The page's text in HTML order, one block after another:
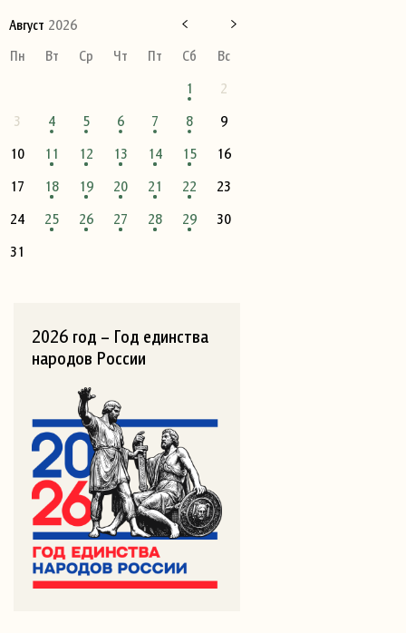
Август 2026
Пн
Вт Ср Чт Пт Сб
Вс
1
2
3
4 5 6 7 8
9
10
11 12 13 14 15
16
17
18 19 20 21 22
23
24
25 26 27 28 29
30
31
2026 год – Год единства
народов России